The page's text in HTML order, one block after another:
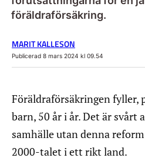
föräldraförsäkring.
MARIT KALLESON
Publicerad 8 mars 2024 kl 09.54
Föräldraförsäkringen fyller,
barn, 50 år i år. Det är svårt
samhälle utan denna
2000-talet i ett rikt land.